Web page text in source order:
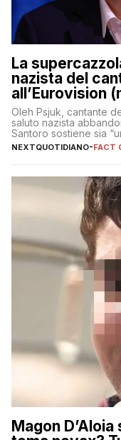
La
nazista del
all’Eurovision
Oleh Psjuk, cantante
saluto nazista
Santoro sostiene sia
così
NEXTQUOTIDIANO-FACT
Magon